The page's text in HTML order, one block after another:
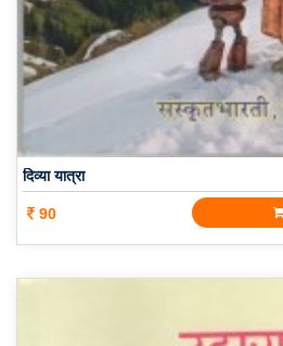
दिव्या यात्रा
90